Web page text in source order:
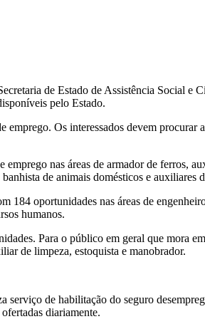
de Estado de Assistência Social e
pelo Estado.
Os interessados devem
emprego nas áreas de armador de
de animais domésticos e auxiliares
184 oportunidades nas áreas de
humanos.
Para o público em geral que mora
de limpeza, estoquista e manobrador.
serviço de habilitação do seguro
diariamente.